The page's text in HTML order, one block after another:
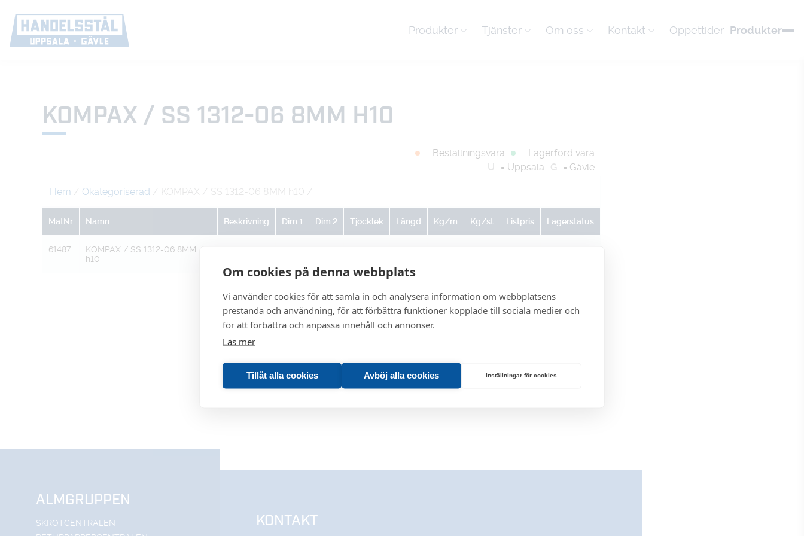
Om cookies på denna webbplats
Vi använder cookies för att samla in och analysera information om webbplatsens
prestanda och användning, för att förbättra funktioner kopplade till sociala medier och
för att förbättra och anpassa innehåll och annonser.
Läs mer
Tillåt alla cookies Avböj alla cookies Inställningar för cookies
Produkter Tjänster Om oss Kontakt Öppettider Produkter
KOMPAX / SS 1312-06 8MM H10
= Beställningsvara
= Lagerförd vara
U
= Uppsala G = Gävle
Hem / Okategoriserad / KOMPAX / SS 1312-06 8MM h10 /
MatNr Namn Beskrivning Dim 1 Dim 2 Tjocklek Längd Kg/m Kg/st Listpris Lagerstatus
61487
KOMPAX / SS 1312-06 8MM
h10
ALMGRUPPEN
SKROTCENTRALEN
KONTAKT